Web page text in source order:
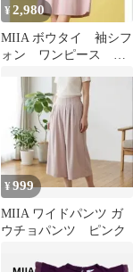
¥2,980
MIIA ボウタイ 袖シフ
ォン ワンピース ミ
ーア レース
¥999
MIIA ワイドパンツ ガ
ウチョパンツ ピンク